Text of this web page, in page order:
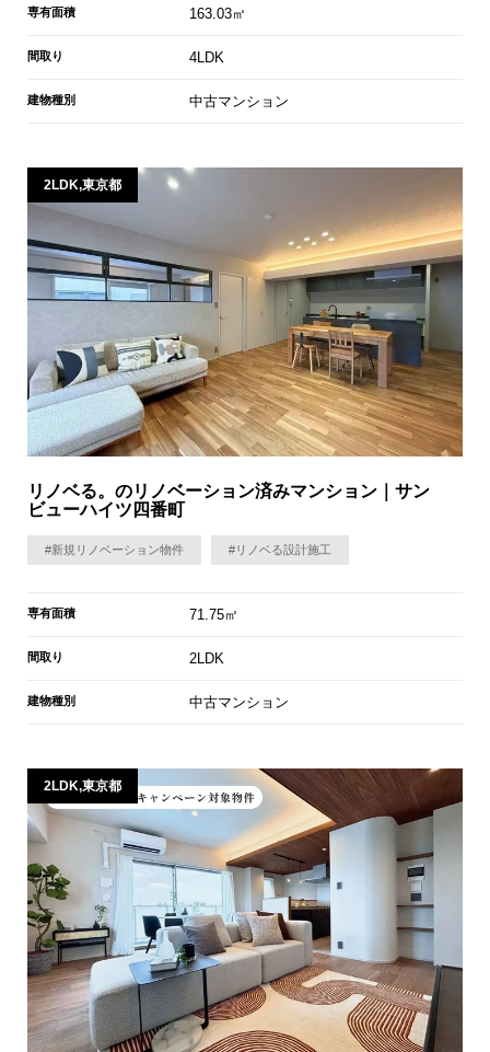
専有面積 163.03㎡
間取り 4LDK
建物種別 中古マンション
2LDK,東京都
リノベる。のリノベーション済みマンション｜サン
ビューハイツ四番町
#新規リノベーション物件 #リノベる設計施工
専有面積 71.75㎡
間取り 2LDK
建物種別 中古マンション
2LDK,東京都